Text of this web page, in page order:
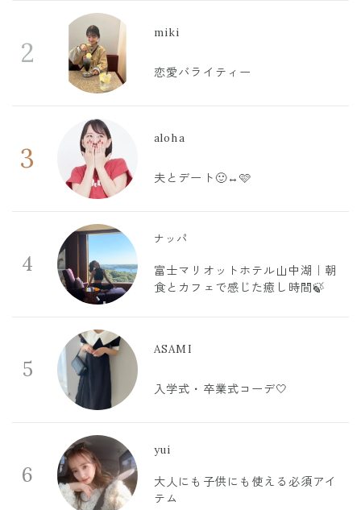
2
miki
恋愛バライティー
3
aloha
夫とデート🙂‍↔️🩷
4
ナッパ
富士マリオットホテル山中湖｜朝
食とカフェで感じた癒し時間🍃
5
ASAMI
入学式・卒業式コーデ🤍
6
yui
大人にも子供にも使える必須アイ
テム